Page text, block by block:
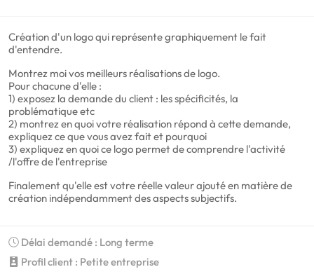
Création d'un logo qui représente graphiquement le fait
d'entendre.
Montrez moi vos meilleurs réalisations de logo.
Pour chacune d'elle :
1) exposez la demande du client : les spécificités, la
problématique etc
2) montrez en quoi votre réalisation répond à cette demande,
expliquez ce que vous avez fait et pourquoi
3) expliquez en quoi ce logo permet de comprendre l'activité
/l'offre de l'entreprise
Finalement qu'elle est votre réelle valeur ajouté en matière de
création indépendamment des aspects subjectifs.
Délai demandé : Long terme
Profil client : Petite entreprise